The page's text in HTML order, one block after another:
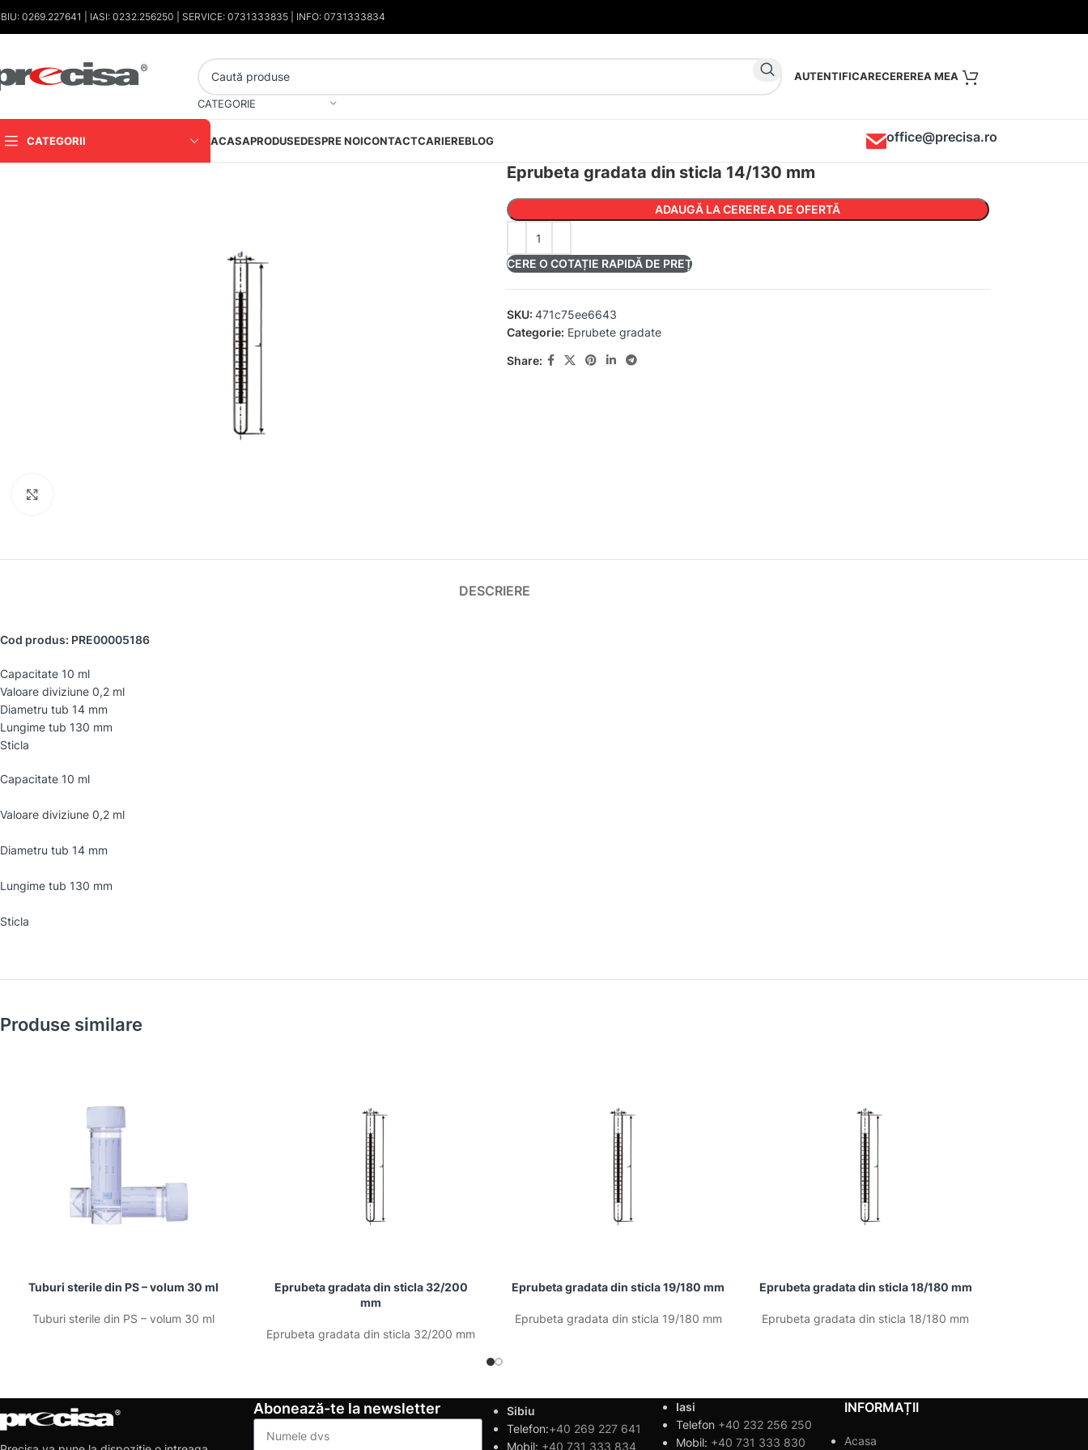
0269.227641 | IASI: 0232.256250 | SERVICE: 0731333835 | INFO: 0731333834
CATEGORIE
AUTENTIFICARE
CATEGORII ACASAPRODUSEDESPRE NOICONTACTCARIEREBLOG office@precisa.ro
Eprubeta gradata din sticla 14/130 mm
ADAUGĂ LA CEREREA DE OFERTĂ
CERE O COTAȚIE RAPIDĂ DE PREȚ
SKU: 471c75ee6643
Categorie: Eprubete gradate
Share:
DESCRIERE
Cod produs: PRE00005186
Capacitate 10 ml
Valoare diviziune 0,2 ml
Diametru tub 14 mm
Lungime tub 130 mm
Sticla
Capacitate 10 ml
Valoare diviziune 0,2 ml
Diametru tub 14 mm
Lungime tub 130 mm
Sticla
Produse similare
Tuburi sterile din PS – volum 30 ml
Tuburi sterile din PS – volum 30 ml
Eprubeta gradata din sticla 32/200
mm
Eprubeta gradata din sticla 32/200 mm
Eprubeta gradata din sticla 19/180 mm
Eprubeta gradata din sticla 19/180 mm
Eprubeta gradata din sticla 18/180 mm
Eprubeta gradata din sticla 18/180 mm
Abonează-te la newsletter
Sibiu
Telefon:+40 269 227 641
Mobil: +40 731 333 834
Iasi
Telefon +40 232 256 250
Mobil: +40 731 333 830
INFORMAȚII
Acasa